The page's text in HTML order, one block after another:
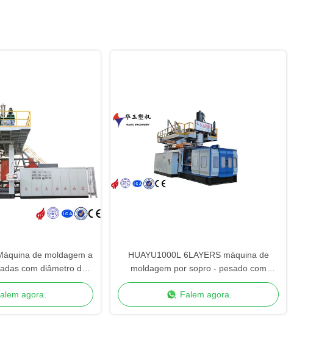
de moldagem a
com diâmetro de
90/120/90mm
agora.
HUAYU1000L 6LAYERS máquina de
moldagem por sopro - pesado com
segurança aumentada
Falem agora.